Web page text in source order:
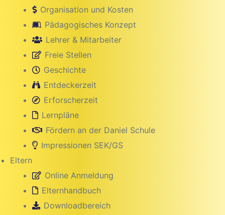
Organisation und Kosten
Pädagogisches Konzept
Lehrer & Mitarbeiter
Freie Stellen
Geschichte
Entdeckerzeit
Erforscherzeit
Lernpläne
Fördern an der Daniel Schule
Impressionen SEK/GS
Eltern
Online Anmeldung
Elternhandbuch
Downloadbereich